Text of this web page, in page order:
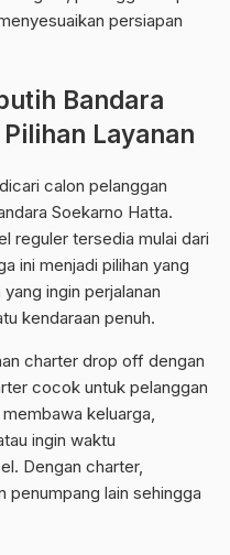
persiapan
Bandara
Layanan
calon pelanggan
Soekarno Hatta.
reguler tersedia mulai dari
ini menjadi pilihan yang
ingin perjalanan
kendaraan penuh.
charter drop off dengan
cocok untuk pelanggan
keluarga,
ingin waktu
Dengan charter,
penumpang lain sehingga